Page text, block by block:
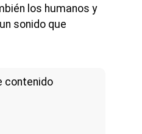
los humanos y
sonido que
contenido